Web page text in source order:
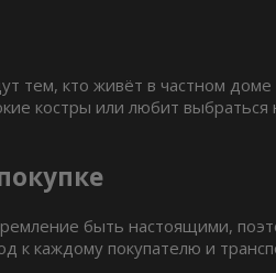
тем, кто живёт в частном
костры или любит
быть настоящими,
к каждому покупателю и